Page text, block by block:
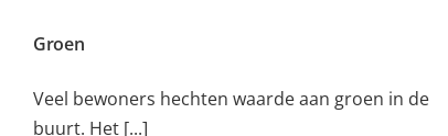
Groen
Veel bewoners hechten waarde aan groen in de
buurt. Het [...]